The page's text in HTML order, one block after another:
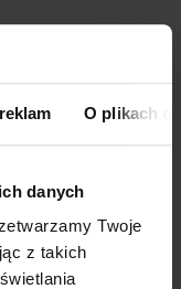
O plikach
danych
Twoje
z takich
185 zł netto
2